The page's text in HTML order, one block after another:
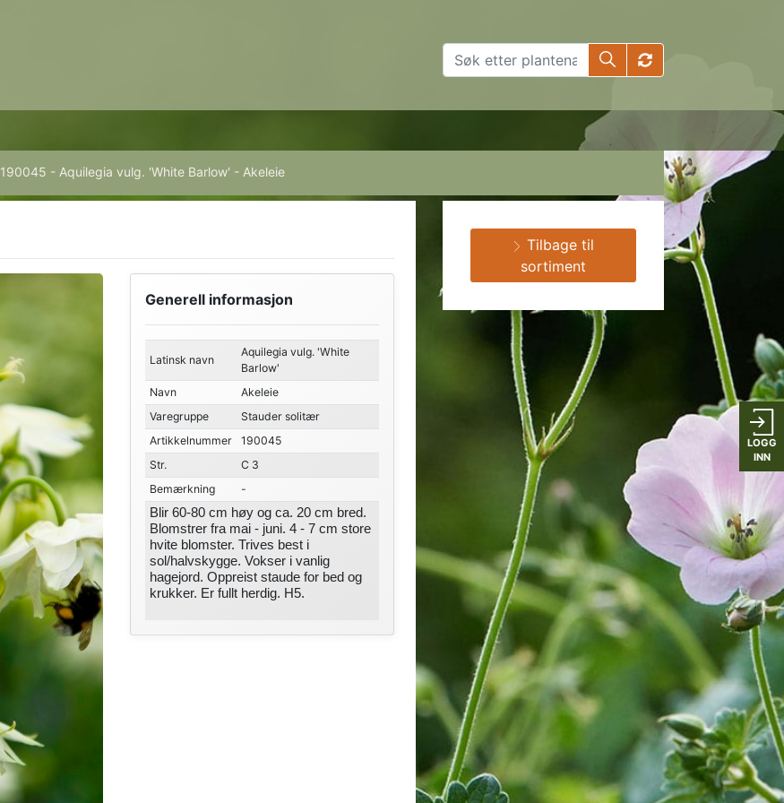
LOGG
INN
190045 - Aquilegia vulg. 'White Barlow' - Akeleie
Generell informasjon
Latinsk navn
Aquilegia vulg. 'White
Barlow'
Navn
Akeleie
Varegruppe
Stauder solitær
Artikkelnummer
190045
Str.
C 3
Bemærkning
-
Blir 60-80 cm høy og ca. 20 cm bred.
Blomstrer fra mai - juni. 4 - 7 cm store
hvite blomster. Trives best i
sol/halvskygge. Vokser i vanlig
hagejord. Oppreist staude for bed og
krukker. Er fullt herdig. H5.
Tilbage til
sortiment